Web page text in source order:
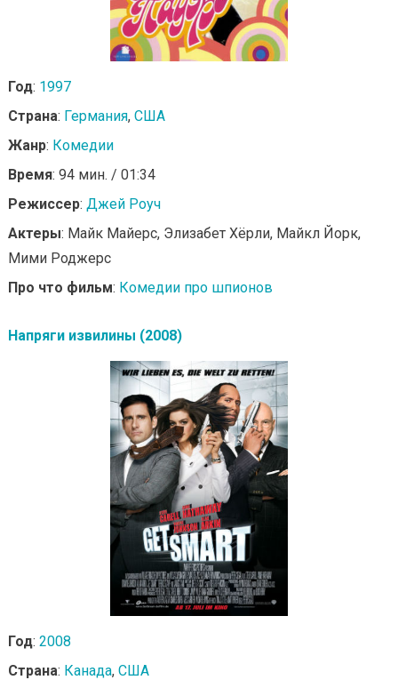
Год: 1997
Страна: Германия, США
Жанр: Комедии
Время: 94 мин. / 01:34
Режиссер: Джей Роуч
Актеры: Майк Майерс, Элизабет Хёрли, Майкл Йорк,
Мими Роджерс
Про что фильм: Комедии про шпионов
Напряги извилины (2008)
Год: 2008
Страна: Канада, США